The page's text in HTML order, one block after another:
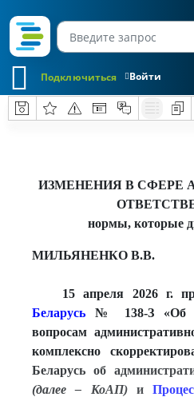
Войти
Подключиться
ИЗМЕНЕНИЯ В СФЕРЕ
нормы, которые
МИЛЬЯНЕНКО В.В.
15 апреля 2026 г.
Беларусь
№ 138-З «Об
вопросам
комплексно
Беларусь об
(далее – КоАП)
и